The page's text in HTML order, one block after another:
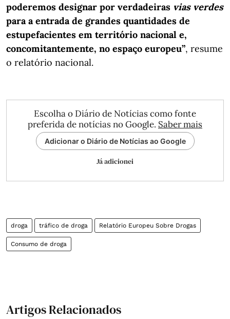
poderemos designar por verdadeiras vias verdes
para a entrada de grandes quantidades de
estupefacientes em território nacional e,
concomitantemente, no espaço europeu”, resume
o relatório nacional.
Escolha o Diário de Notícias como fonte
preferida de notícias no Google. Saber mais
Adicionar o Diário de Notícias ao Google
Já adicionei
droga tráfico de droga Relatório Europeu Sobre Drogas
Consumo de droga
Artigos Relacionados